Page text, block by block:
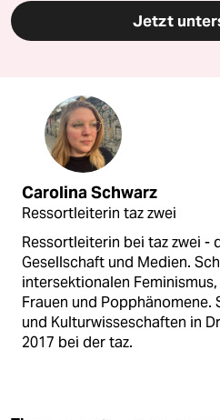
Jetzt
Carolina Schwarz
Ressortleiterin taz zwei
Ressortleiterin bei taz zwei -
Gesellschaft und Medien.
intersektionalen
Frauen und
und Kulturwisseschaften in
2017 bei der taz.